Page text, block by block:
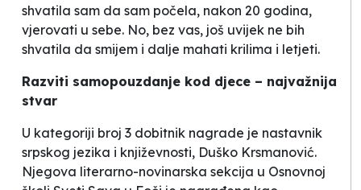
shvatila sam da sam počela, nakon 20 godina,
vjerovati u sebe. No, bez vas, još uvijek ne bih
shvatila da smijem i dalje mahati krilima i letjeti.
Razviti samopouzdanje kod djece – najvažnija
stvar
U kategoriji broj 3 dobitnik nagrade je nastavnik
srpskog jezika i književnosti, Duško Krsmanović.
Njegova literarno-novinarska sekcija u Osnovnoj